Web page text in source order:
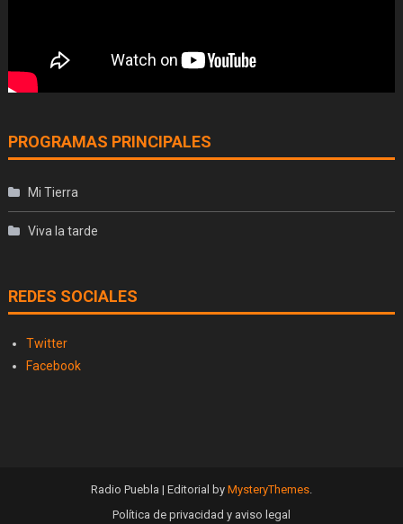
PROGRAMAS PRINCIPALES
Mi Tierra
Viva la tarde
REDES SOCIALES
Twitter
Facebook
Radio Puebla | Editorial by MysteryThemes.
Política de privacidad y aviso legal